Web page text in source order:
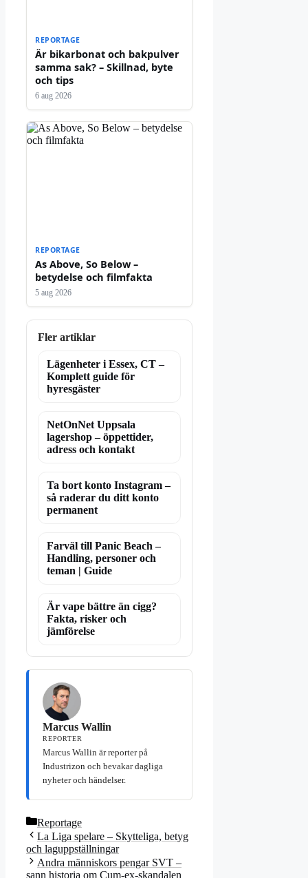
REPORTAGE
Är bikarbonat och bakpulver
samma sak? – Skillnad, byte
och tips
6 aug 2026
REPORTAGE
As Above, So Below –
betydelse och filmfakta
5 aug 2026
Fler artiklar
Lägenheter i Essex, CT –
Komplett guide för
hyresgäster
NetOnNet Uppsala
lagershop – öppettider,
adress och kontakt
Ta bort konto Instagram –
så raderar du ditt konto
permanent
Farväl till Panic Beach –
Handling, personer och
teman | Guide
Är vape bättre än cigg?
Fakta, risker och
jämförelse
Marcus Wallin
REPORTER
Marcus Wallin är reporter på
Industrizon och bevakar dagliga
nyheter och händelser.
Kategorier
Reportage
La Liga spelare – Skytteliga, betyg
och laguppställningar
Andra människors pengar SVT –
sann historia om Cum-ex-skandalen